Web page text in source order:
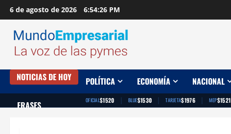
Saltar
al
contenido
6 de agosto de 2026 6:54:27 PM
NOTICIAS DE HOY POLÍTICA ECONOMÍA NACIONAL
FRASES OFICIAL$1520 | BLUE$1530 | TARJETA$1976 | MEP$1521